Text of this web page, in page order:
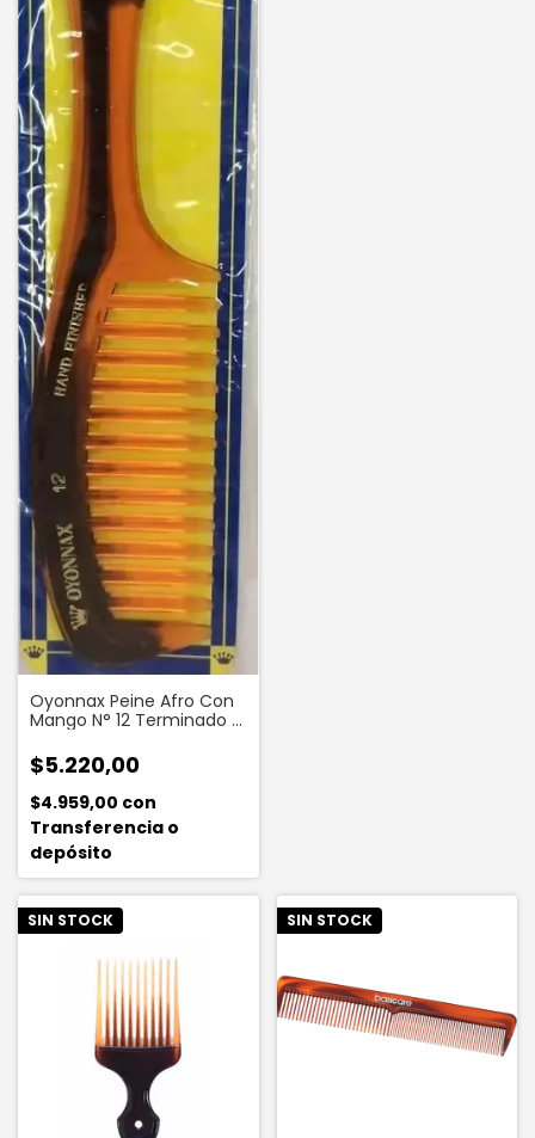
Oyonnax Peine Afro Con
Mango N° 12 Terminado A
$5.220,00
$4.959,00 con
Transferencia o
depósito
SIN STOCK SIN STOCK